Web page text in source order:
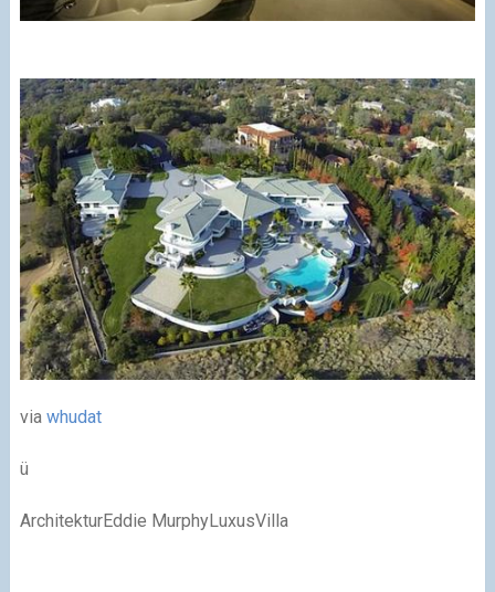
via whudat
ü
ArchitekturEddie MurphyLuxusVilla